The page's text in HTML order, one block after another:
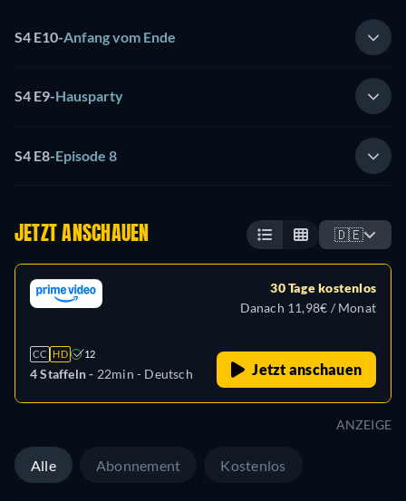
S4 E10-Anfang vom Ende
S4 E9-Hausparty
S4 E8-Episode 8
JETZT ANSCHAUEN 🇩🇪
CC HD 12
4 Staffeln - 22min - Deutsch
30 Tage kostenlos
Danach 11,98€ / Monat
Jetzt anschauen
ANZEIGE
Alle Abonnement Kostenlos